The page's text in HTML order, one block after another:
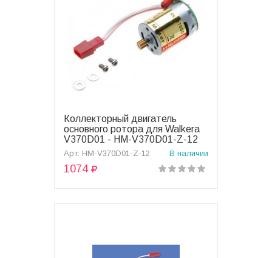
В корзину
Коллекторный двигатель
основного ротора для Walkera
V370D01 - HM-V370D01-Z-12
Арт: HM-V370D01-Z-12 В наличии
1074